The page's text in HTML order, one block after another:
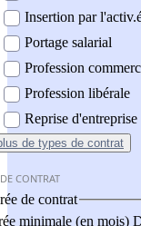
Insertion par
Portage salarial
Profession
Profession libérale
Reprise d'entreprise
de types de contrat
CONTRAT
de contrat
minimale (en mois)